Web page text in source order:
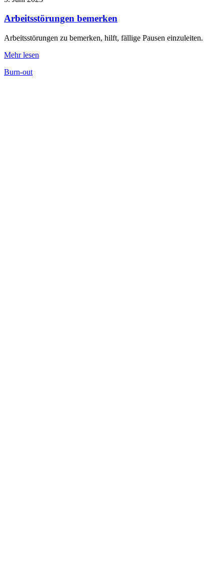
Arbeitsstörungen bemerken
Arbeitsstörungen zu bemerken, hilft, fällige Pausen einzuleiten.
Mehr lesen
Burn-out